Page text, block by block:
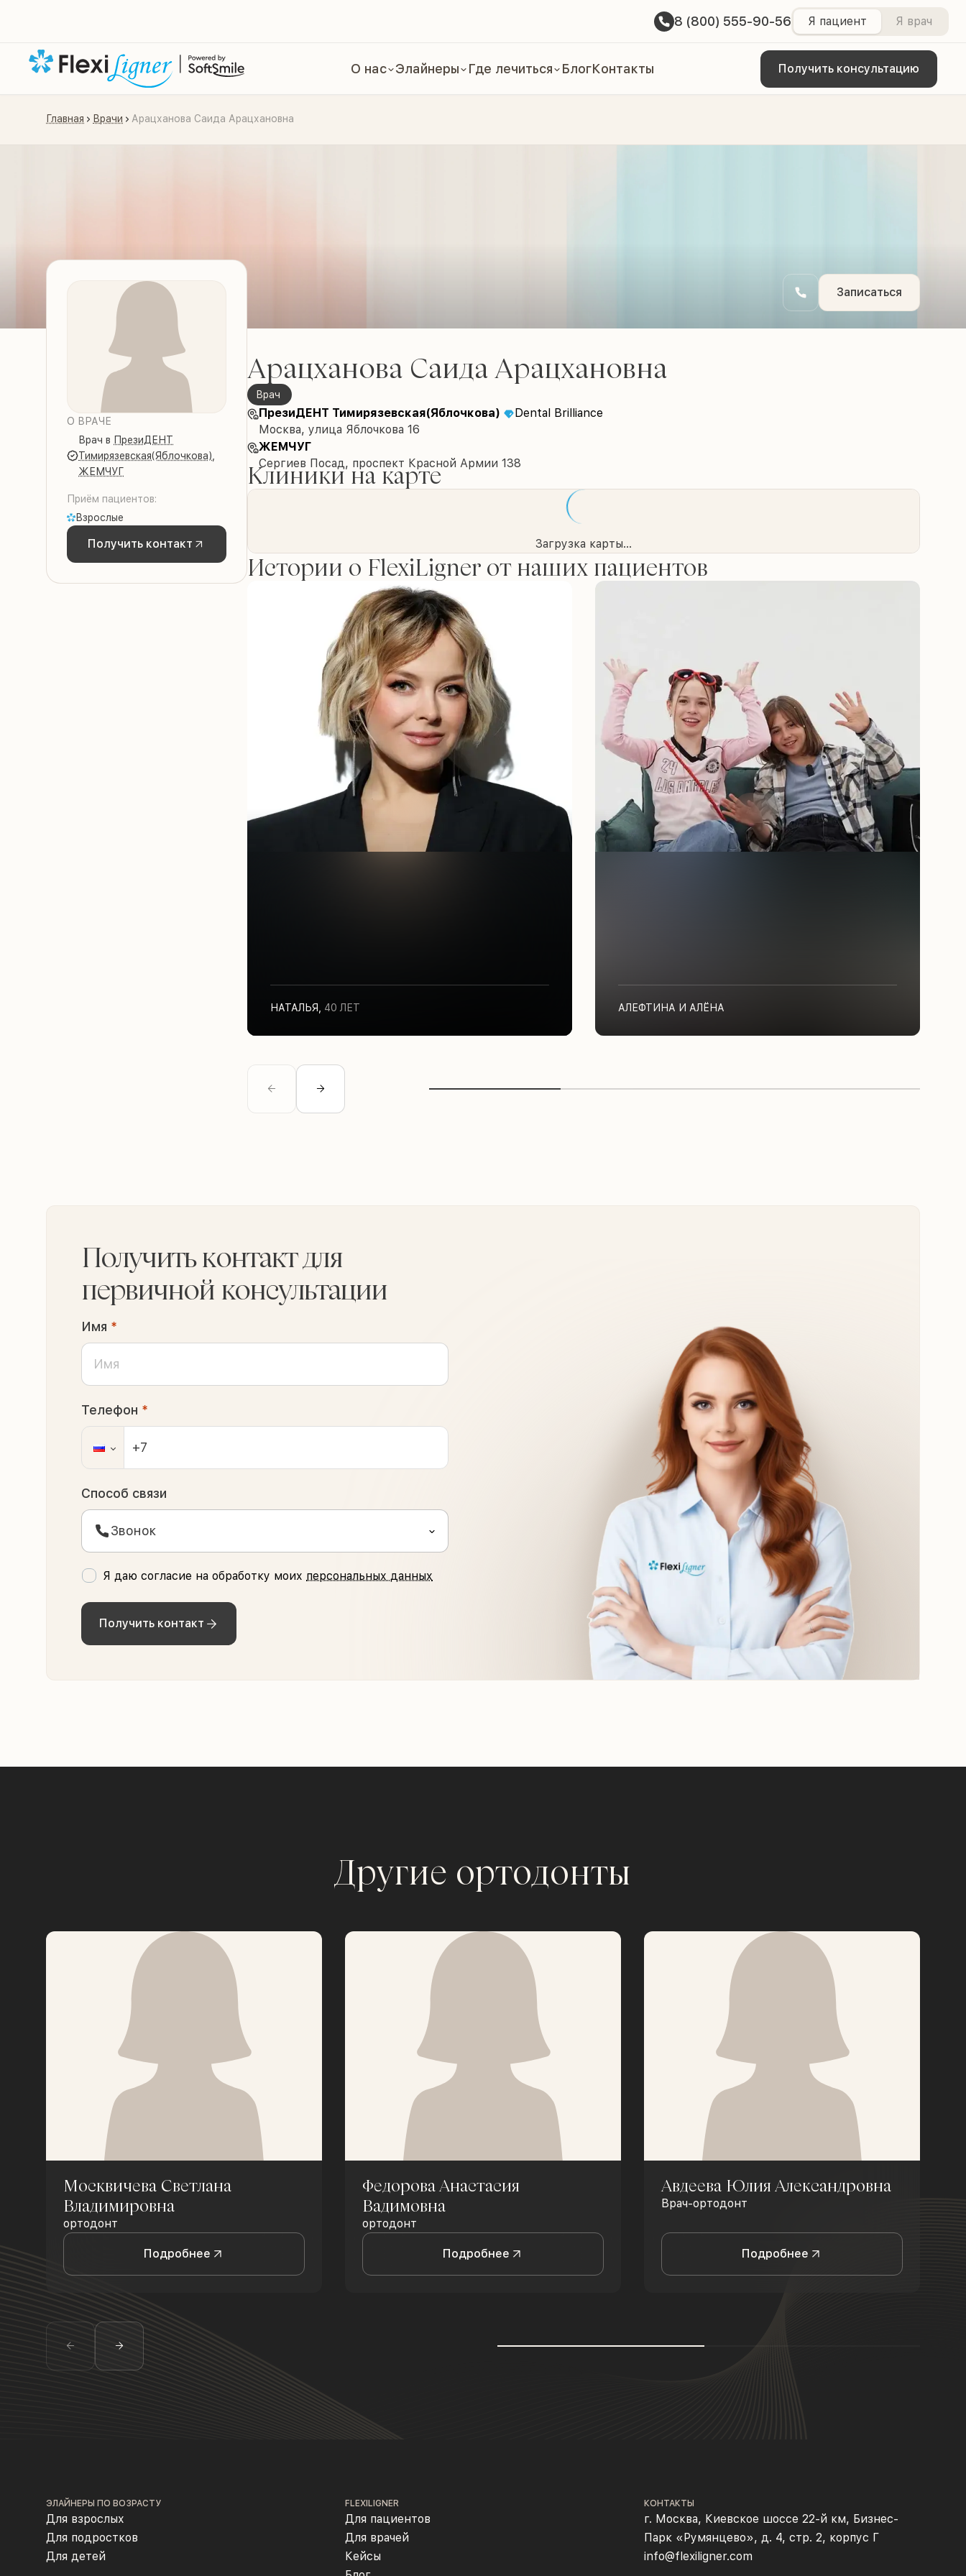
8 (800) 555-90-56 Я пациент Я врач
О нас Элайнеры Где лечиться БлогКонтакты Получить консультацию
Главная Врачи Арацханова Саида Арацхановна
Записаться
О ВРАЧЕ
врач в ПрезиДЕНТ
Тимирязевская(Яблочкова)
ЖЕМЧУГ
Приём пациентов:
Взрослые
Получить контакт
Арацханова Саида Арацхановна
врач
ПрезиДЕНТ Тимирязевская(Яблочкова)
Dental Brilliance
Москва, улица Яблочкова 16
ЖЕМЧУГ
Сергиев Посад, проспект Красной Армии 138
Клиники на карте
Загрузка карты...
Истории о FlexiLigner от наших пациентов
НАТАЛЬЯ 40 ЛЕТ АЛЕФТИНА И АЛЁНА
Получить контакт для
первичной консультации
Имя *
Телефон *
Способ связи
Звонок
Я даю согласие на обработку моих персональных данных
Получить контакт
Другие ортодонты
Москвичева Светлана
Владимировна
ортодонт
Подробнее
Федорова Анастасия
Вадимовна
ортодонт
Подробнее
Авдеева Юлия Александровна
Врач-ортодонт
Подробнее
ЭЛАЙНЕРЫ ПО ВОЗРАСТУ
Для взрослых
Для подростков
Для детей
FLEXILIGNER
Для пациентов
Для врачей
Кейсы
КОНТАКТЫ
г. Москва, Киевское шоссе 22-й км, Бизнес-
Парк «Румянцево», д. 4, стр. 2, корпус Г
info@flexiligner.com